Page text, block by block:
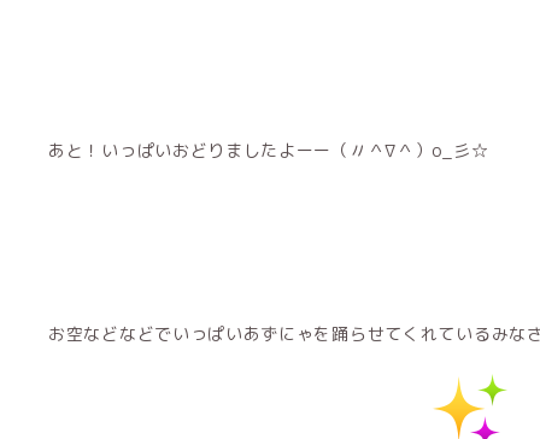
あと！いっぱいおどりましたよーー（〃＾∇＾）o_彡☆
お空などなどでいっぱいあずにゃを踊らせてくれているみな